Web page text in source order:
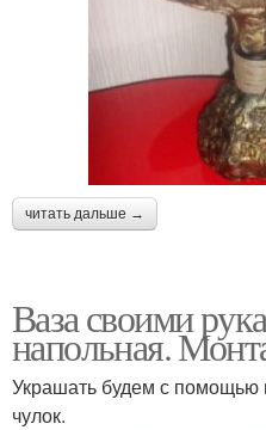
читать дальше →
Ваза своими
напольная.
Украшать будем с
чулок.